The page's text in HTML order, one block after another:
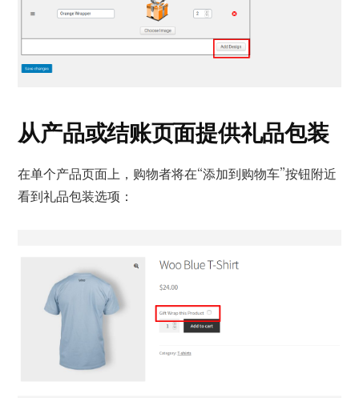
从产品或结账页面提供礼品包装
在单个产品页面上，购物者将在“添加到购物车”按钮附近
看到礼品包装选项：